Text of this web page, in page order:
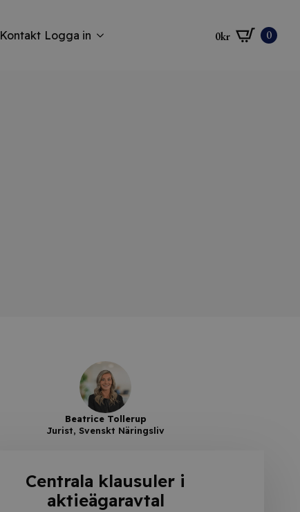
Kontakt Logga in 0kr 0
Beatrice Tollerup
Jurist, Svenskt Näringsliv
Centrala klausuler i
aktieägaravtal